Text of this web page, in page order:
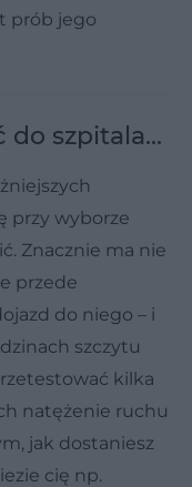
prób jego
szpitala...
przy wyborze
Znacznie ma nie
przede
do niego – i
szczytu
kilka
natężenie ruchu
jak dostaniesz
cię np.